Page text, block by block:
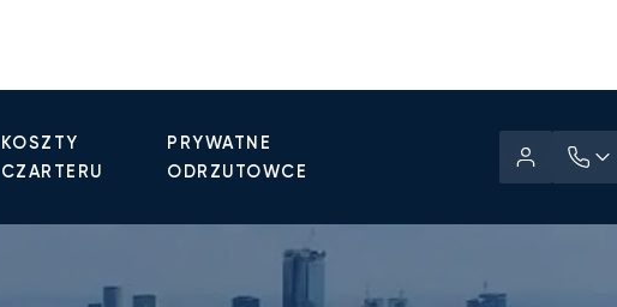
KOSZTY
CZARTERU
PRYWATNE
ODRZUTOWCE